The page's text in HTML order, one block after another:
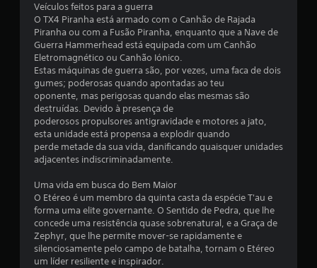
c
e
Veículos feitos para a guerra
O TX4 Piranha está armado com o Canhão de Rajada
Piranha ou com a Fusão Piranha, enquanto que a Nave de
Guerra Hammerhead está equipada com um Canhão
Eletromagnético ou Canhão Iónico.
Estas máquinas de guerra são, por vezes, uma faca de dois
gumes; poderosas quando apontadas ao teu
oponente, mas perigosas quando elas mesmas são
destruídas. Devido à presença de
poderosos propulsores antigravidade e motores a jato,
esta unidade está propensa a explodir quando
perde metade da sua vida, danificando quaisquer unidades
adjacentes indiscriminadamente.
Uma vida em busca do Bem Maior
O Etéreo é um membro da quinta casta da espécie T'au e
forma uma elite governante. O Sentido de Pedra, que lhe
concede uma resistência quase sobrenatural, e a Graça de
Zephyr, que lhe permite mover-se rapidamente e
silenciosamente pelo campo de batalha, tornam o Etéreo
um líder resiliente e inspirador.